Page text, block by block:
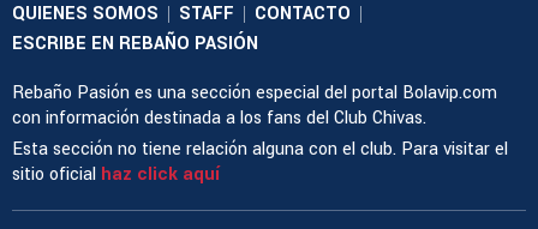
QUIENES SOMOS STAFF CONTACTO
ESCRIBE EN REBAÑO PASIÓN
Rebaño Pasión es una sección especial del portal Bolavip.com
con información destinada a los fans del Club Chivas.
Esta sección no tiene relación alguna con el club. Para visitar el
sitio oficial haz click aquí